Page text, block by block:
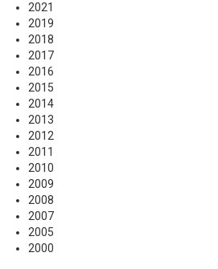
2021
2019
2018
2017
2016
2015
2014
2013
2012
2011
2010
2009
2008
2007
2005
2000